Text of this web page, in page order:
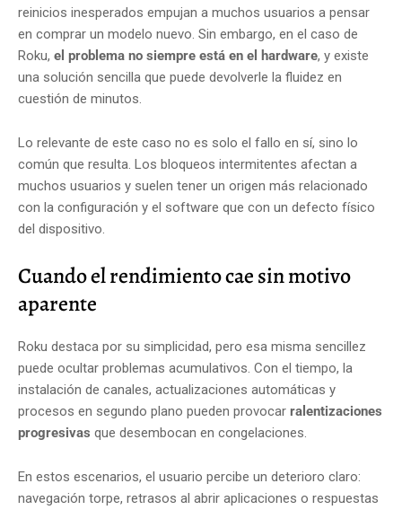
reinicios inesperados empujan a muchos usuarios a pensar
en comprar un modelo nuevo. Sin embargo, en el caso de
Roku, el problema no siempre está en el hardware, y existe
una solución sencilla que puede devolverle la fluidez en
cuestión de minutos.
Lo relevante de este caso no es solo el fallo en sí, sino lo
común que resulta. Los bloqueos intermitentes afectan a
muchos usuarios y suelen tener un origen más relacionado
con la configuración y el software que con un defecto físico
del dispositivo.
Cuando el rendimiento cae sin motivo
aparente
Roku destaca por su simplicidad, pero esa misma sencillez
puede ocultar problemas acumulativos. Con el tiempo, la
instalación de canales, actualizaciones automáticas y
procesos en segundo plano pueden provocar ralentizaciones
progresivas que desembocan en congelaciones.
En estos escenarios, el usuario percibe un deterioro claro:
navegación torpe, retrasos al abrir aplicaciones o respuestas